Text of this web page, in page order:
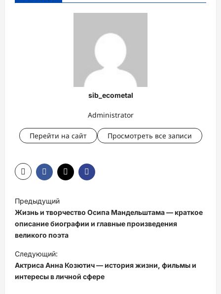
sib_ecometal
Administrator
Перейти на сайт Просмотреть все записи
Н
а
в
и
г
а
Предыдущий
Жизнь и творчество Осипа Мандельштама — краткое
описание биографии и главные произведения
великого поэта
Следующий:
Актриса Анна Козютич — история жизни, фильмы и
интересы в личной сфере